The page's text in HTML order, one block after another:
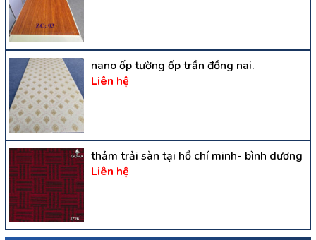
nano ốp tường ốp trần đồng nai.
Liên hệ
thảm trải sàn tại hồ chí minh- bình dương
Liên hệ